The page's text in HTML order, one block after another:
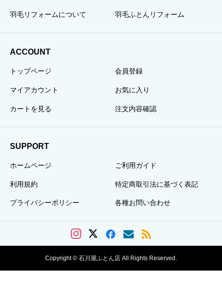
羽毛リフォームについて 羽毛ふとんリフォーム
ACCOUNT
トップページ 会員登録
マイアカウント お気に入り
カートを見る 注文内容確認
SUPPORT
ホームページ ご利用ガイド
利用規約 特定商取引法に基づく表記
プライバシーポリシー 各種お問い合わせ
Copyright © 石川屋ふとん店 All Rights Reserved.